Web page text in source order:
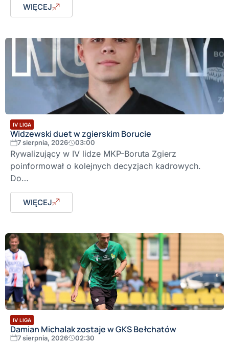
WIĘCEJ
IV LIGA
Widzewski duet w zgierskim Borucie
7 sierpnia, 2026 03:00
Rywalizujący w IV lidze MKP-Boruta Zgierz
poinformował o kolejnych decyzjach kadrowych.
Do…
WIĘCEJ
IV LIGA
Damian Michalak zostaje w GKS Bełchatów
7 sierpnia, 2026 02:30